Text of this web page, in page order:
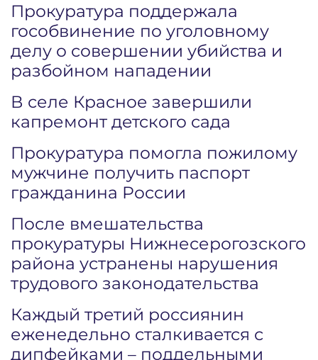
Прокуратура поддержала
гособвинение по уголовному
делу о совершении убийства и
разбойном нападении
В селе Красное завершили
капремонт детского сада
Прокуратура помогла пожилому
мужчине получить паспорт
гражданина России
После вмешательства
прокуратуры Нижнесерогозского
района устранены нарушения
трудового законодательства
Каждый третий россиянин
еженедельно сталкивается с
дипфейками – поддельными